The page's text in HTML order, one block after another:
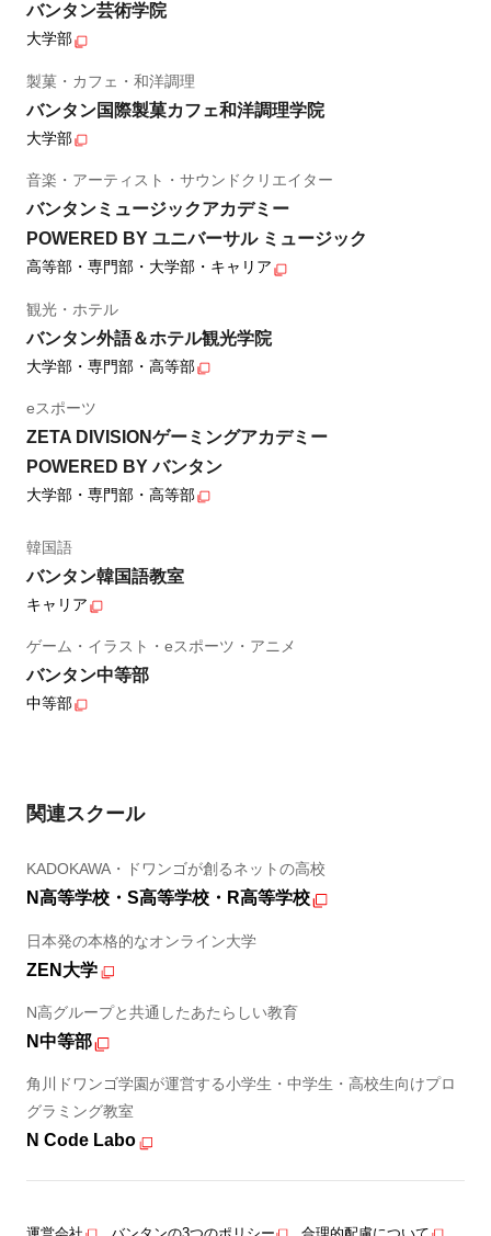
バンタン芸術学院
大学部
製菓・カフェ・和洋調理
バンタン国際製菓カフェ和洋調理学院
大学部
音楽・アーティスト・サウンドクリエイター
バンタンミュージックアカデミー
POWERED BY ユニバーサル ミュージック
高等部・専門部・大学部・キャリア
観光・ホテル
バンタン外語＆ホテル観光学院
大学部・専門部・高等部
eスポーツ
ZETA DIVISIONゲーミングアカデミー
POWERED BY バンタン
大学部・専門部・高等部
韓国語
バンタン韓国語教室
キャリア
ゲーム・イラスト・eスポーツ・アニメ
バンタン中等部
中等部
関連スクール
KADOKAWA・ドワンゴが創るネットの高校
N高等学校・S高等学校・R高等学校
日本発の本格的なオンライン大学
ZEN大学
N高グループと共通したあたらしい教育
N中等部
角川ドワンゴ学園が運営する小学生・中学生・高校生向けプロ
グラミング教室
N Code Labo